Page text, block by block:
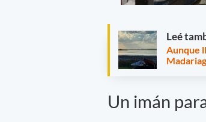
Leé
Aunque
Un imán